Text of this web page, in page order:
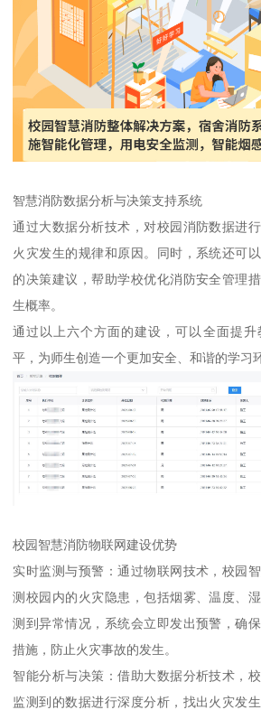
智慧消防数据分析与决策支持系统
通过大数据分析技术，对校园消防数据进
火灾发生的规律和原因。同时，系统还可
的决策建议，帮助学校优化消防安全管理
生概率。
通过以上六个方面的建设，可以全面提
平，为师生创造一个更加安全、和谐的学习
校园智慧消防物联网建设优势
实时监测与预警：通过物联网技术，校园
测校园内的火灾隐患，包括烟雾、温度、
测到异常情况，系统会立即发出预警，确
措施，防止火灾事故的发生。
智能分析与决策：借助大数据分析技术，
监测到的数据进行深度分析，找出火灾发